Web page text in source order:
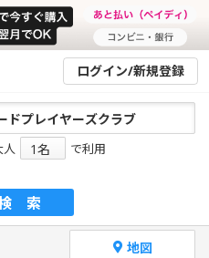
ログイン/新規登録
人
で利用
索
地図